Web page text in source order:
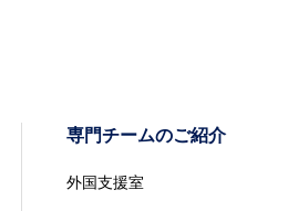
専門チームのご紹介
外国支援室